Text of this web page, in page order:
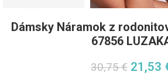
Dámsky Náramok z
67856
30,75€ 21,53